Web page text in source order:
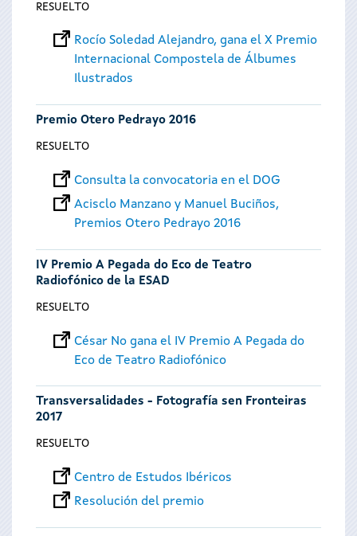
RESUELTO
Rocío Soledad Alejandro, gana el X Premio
Internacional Compostela de Álbumes
Ilustrados
Premio Otero Pedrayo 2016
RESUELTO
Consulta la convocatoria en el DOG
Acisclo Manzano y Manuel Buciños,
Premios Otero Pedrayo 2016
IV Premio A Pegada do Eco de Teatro
Radiofónico de la ESAD
RESUELTO
César No gana el IV Premio A Pegada do
Eco de Teatro Radiofónico
Transversalidades - Fotografía sen Fronteiras
2017
RESUELTO
Centro de Estudos Ibéricos
Resolución del premio